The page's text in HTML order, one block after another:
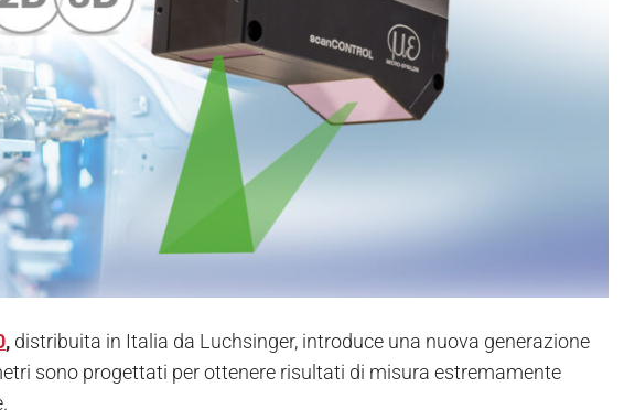
, distribuita in Italia da Luchsinger, introduce una nuova generazione
sono progettati per ottenere risultati di misura estremamente